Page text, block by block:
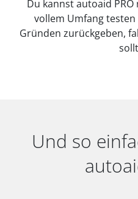
Du kannst autoaid
vollem Umfang
Gründen zurückgeben,
Und so